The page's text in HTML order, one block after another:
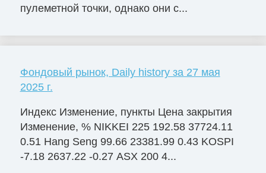
пулеметной точки, однако они с...
Фондовый рынок, Daily history за 27 мая
2025 г.
Индекс Изменение, пункты Цена закрытия
Изменение, % NIKKEI 225 192.58 37724.11
0.51 Hang Seng 99.66 23381.99 0.43 KOSPI
-7.18 2637.22 -0.27 ASX 200 4...